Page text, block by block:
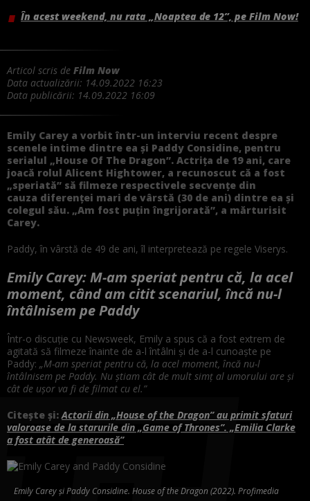
În acest weekend, nu rata „Noaptea de 12”, pe Film Now!
Articol scris de Film Now
Data actualizării: 14.09.2022 16:23
Data publicării: 14.09.2022 16:09
Emily Carey a vorbit într-un interviu recent despre
scenele intime dintre ea și Paddy Considine, pentru
serialul „House Of The Dragon”. Actrița de 19 ani, care
joacă rolul Alicent Hightower, a recunoscut că a fost
„speriată” să filmeze respectivele secvențe din
cauza diferenței mari de vârstă (30 de ani) dintre ea și
colegul său. „Am fost puțin îngrijorată”, a mărturisit
Carey.
Paddy, în vârstă de 49 de ani, îl interpretează pe regele Viserys.
Emily Carey: M-am speriat pentru că, la acel
moment, când am citit scenariul, încă nu-l
întâlnisem pe Paddy
Într-o discuție cu Newsweek, Emily a spus că a fost extrem de
agitată să filmeze înainte de a-l întâlni și de a-l cunoaște pe
Paddy: „M-am speriat pentru că, la acel moment, încă nu-l
întâlnisem pe Paddy. Nu știam cât de mult simț al umorului are și
cât de ușor va fi de filmat cu el.”
Citește și:Actorii din „House of the Dragon” au primit sfaturi
valoroase de la starurile din „Game of Thrones”. „Emilia Clarke
a fost atât de generoasă”
Emily Carey și Paddy Considine. House of the Dragon (2022). Profimedia